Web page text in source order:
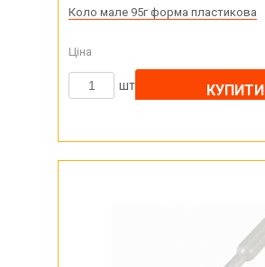
Коло мале 95г форма пластикова
Ціна
шт КУПИТИ